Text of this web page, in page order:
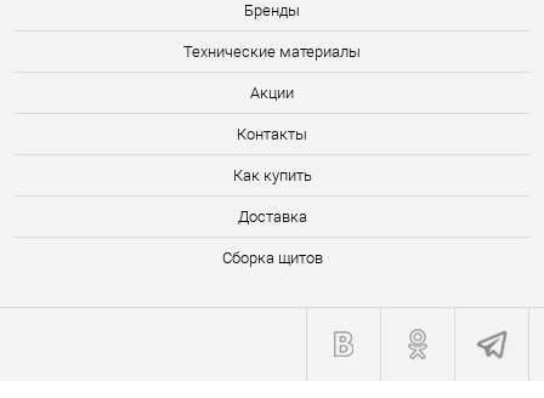
Бренды
Технические материалы
Акции
Контакты
Как купить
Доставка
Сборка щитов